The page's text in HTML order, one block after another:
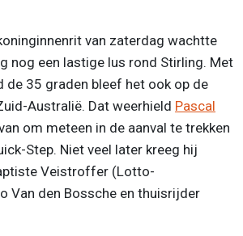
van zaterdag wachtte
nog een lastige lus rond Stirling. Met
de 35 graden bleef het ook op de
Australië. Dat weerhield Pascal
om meteen in de aanval te trekken
Step. Niet veel later kreeg hij
Veistroffer (Lotto-
Van den Bossche en thuisrijder